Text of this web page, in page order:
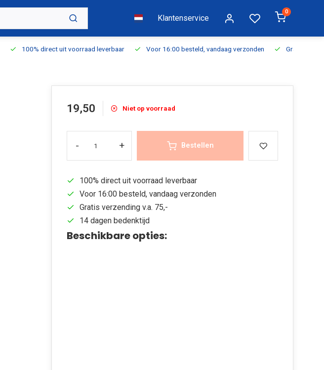
Klantenservice
0
100% direct uit voorraad leverbaar Voor 16:00 besteld, vandaag verzonden Gratis
19,50 Niet op voorraad
- + Bestellen
100% direct uit voorraad leverbaar
Voor 16:00 besteld, vandaag verzonden
Gratis verzending v.a. 75,-
14 dagen bedenktijd
Beschikbare opties: